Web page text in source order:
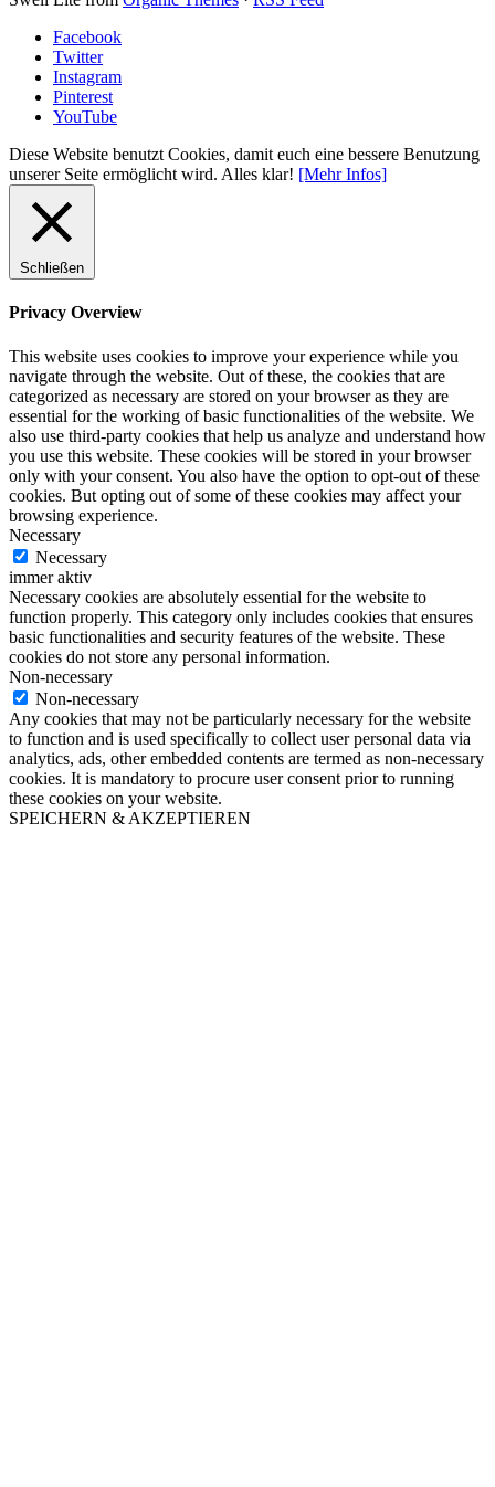
Facebook
Twitter
Instagram
Pinterest
YouTube
Diese Website benutzt Cookies, damit euch eine bessere Benutzung
unserer Seite ermöglicht wird. Alles klar! [Mehr Infos]
Schließen
Privacy Overview
This website uses cookies to improve your experience while you
navigate through the website. Out of these, the cookies that are
categorized as necessary are stored on your browser as they are
essential for the working of basic functionalities of the website. We
also use third-party cookies that help us analyze and understand how
you use this website. These cookies will be stored in your browser
only with your consent. You also have the option to opt-out of these
cookies. But opting out of some of these cookies may affect your
browsing experience.
Necessary
Necessary
immer aktiv
Necessary cookies are absolutely essential for the website to
function properly. This category only includes cookies that ensures
basic functionalities and security features of the website. These
cookies do not store any personal information.
Non-necessary
Non-necessary
Any cookies that may not be particularly necessary for the website
to function and is used specifically to collect user personal data via
analytics, ads, other embedded contents are termed as non-necessary
cookies. It is mandatory to procure user consent prior to running
these cookies on your website.
SPEICHERN & AKZEPTIEREN